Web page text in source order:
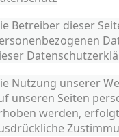
Betreiber dieser
Nutzung unserer
unseren Seiten
werden,